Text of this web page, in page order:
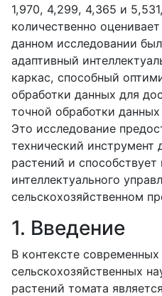
1,970, 4,299, 4,365 и
количественно
данном исследовании
адаптивный
каркас, способный
обработки данных для
точной обработки
Это исследование
технический инструмент
растений и
интеллектуального
сельскохозяйственном
1. Введение
В контексте
сельскохозяйственных
растений томата